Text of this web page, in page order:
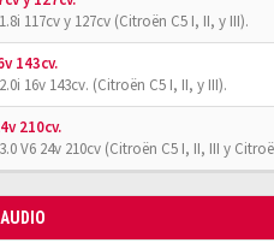
117cv y 127cv (Citroën C5 I, II, y III).
143cv.
16v 143cv. (Citroën C5 I, II, y III).
210cv.
V6 24v 210cv (Citroën C5 I, II, III y